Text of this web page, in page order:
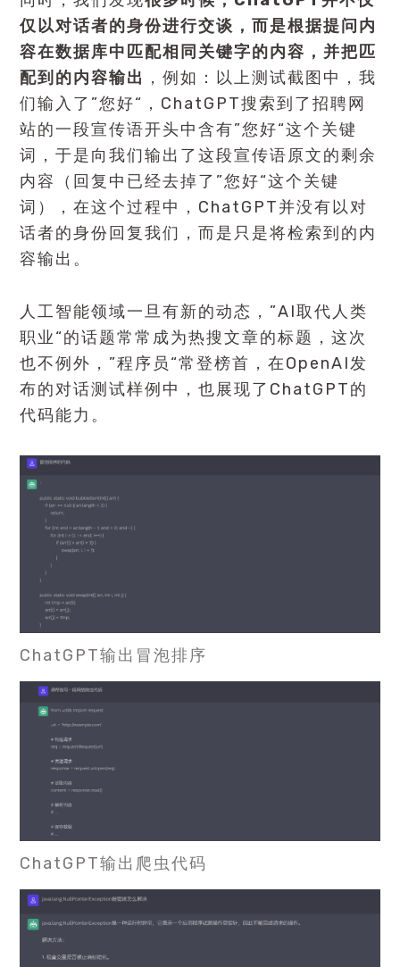
仅以对话者的身份进行交谈，而是根据提问内
容在数据库中匹配相同关键字的内容，并把匹
配到的内容输出 ，例如：以上测试截图中，我
们输入了”您好“，ChatGPT搜索到了招聘网
站的一段宣传语开头中含有”您好“这个关键
词，于是向我们输出了这段宣传语原文的剩余
内容（回复中已经去掉了”您好“这个关键
词），在这个过程中，ChatGPT并没有以对
话者的身份回复我们，而是只是将检索到的内
容输出。
人工智能领域一旦有新的动态，”AI取代人类
职业“的话题常常成为热搜文章的标题，这次
也不例外，”程序员“常登榜首，在OpenAI发
布的对话测试样例中，也展现了ChatGPT的
代码能力。
ChatGPT输出冒泡排序
ChatGPT输出爬虫代码